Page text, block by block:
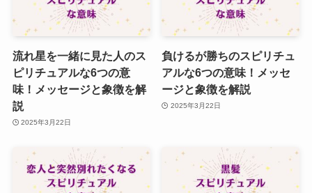
流れ星を一緒に見た人のス
ピリチュアルな6つの意
味！メッセージと象徴を解
説
2025年3月22日
負けるが勝ちのスピリチュ
アルな6つの意味！メッセ
ージと象徴を解説
2025年3月22日